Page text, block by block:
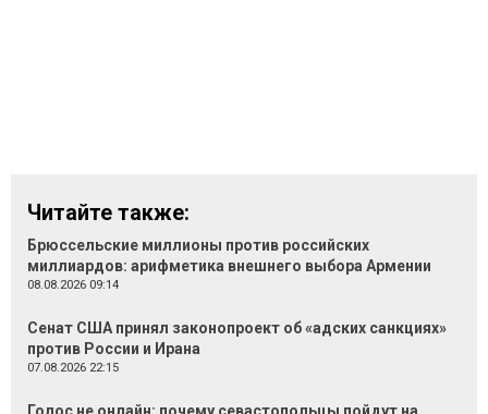
Читайте также:
Брюссельские миллионы против российских
миллиардов: арифметика внешнего выбора Армении
08.08.2026 09:14
Сенат США принял законопроект об «адских санкциях»
против России и Ирана
07.08.2026 22:15